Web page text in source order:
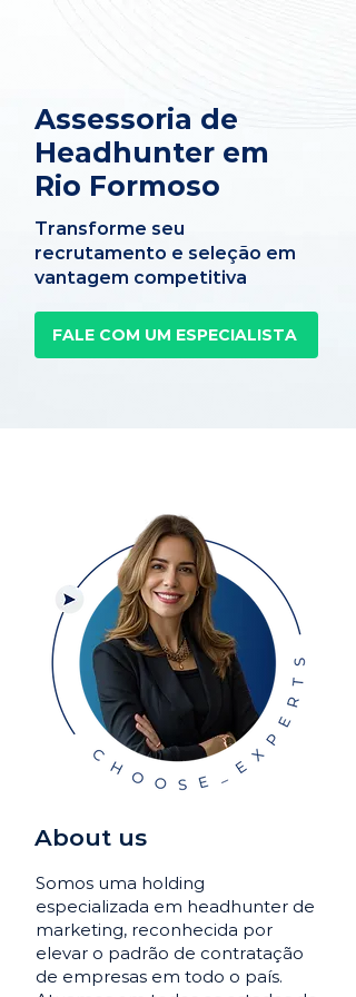
Assessoria de
Headhunter em
Rio Formoso
Transforme seu
recrutamento e seleção em
vantagem competitiva
FALE COM UM ESPECIALISTA
About us
Somos uma holding
especializada em headhunter de
marketing, reconhecida por
elevar o padrão de contratação
de empresas em todo o país.